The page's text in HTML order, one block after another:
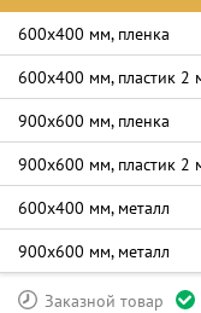
600х400 мм, пленка
600х400 мм, пластик 2
900х600 мм, пленка
900х600 мм, пластик 2
600х400 мм, металл
900х600 мм, металл
Заказной товар